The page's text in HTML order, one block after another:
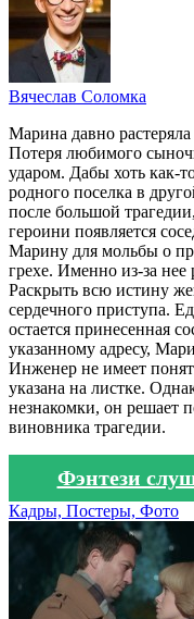
Вячеслав Соломка
Марина давно
Потеря любимого
ударом. Дабы хоть как-
родного поселка в
после большой
героини появляется
Марину для мольбы о
грехе. Именно из-за нее
Раскрыть всю истину
сердечного приступа.
остается принесенная
указанному адресу,
Инженер не имеет
указана на листке.
незнакомки, он решает
виновника трагедии.
Фэнтези
Кадры, Постеры, Фото